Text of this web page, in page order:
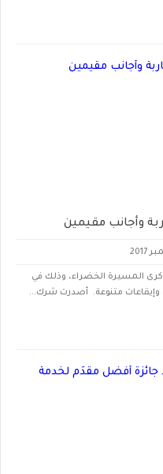
وأجانب مقيمين
المسيرة الخضراء، وذلك في
متنوعة. أصدرت شرك...